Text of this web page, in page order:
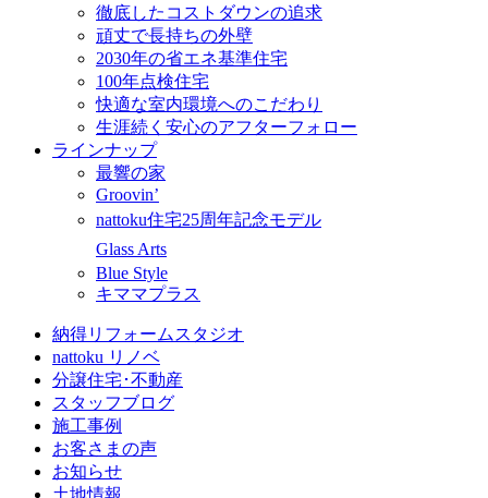
徹底したコストダウンの追求
頑丈で長持ちの外壁
2030年の省エネ基準住宅
100年点検住宅
快適な室内環境へのこだわり
生涯続く安心のアフターフォロー
ラインナップ
最響の家
Groovin’
nattoku住宅25周年記念モデル
Glass Arts
Blue Style
キママプラス
納得リフォームスタジオ
nattoku リノベ
分譲住宅･不動産
スタッフブログ
施工事例
お客さまの声
お知らせ
土地情報